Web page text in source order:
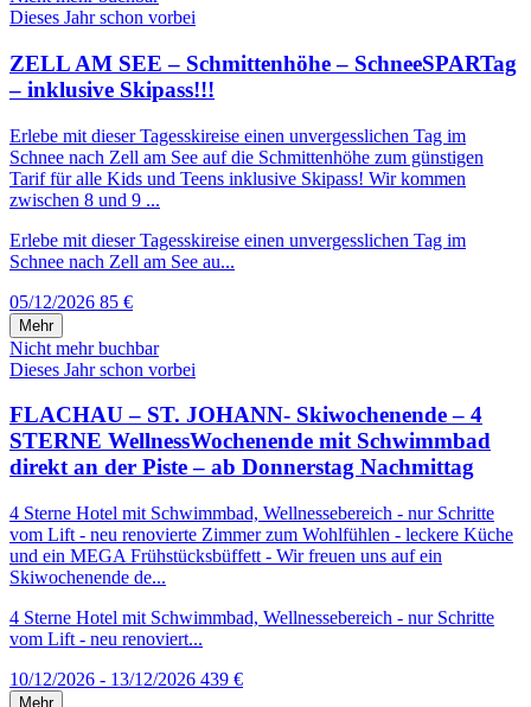
Dieses Jahr schon vorbei
ZELL AM SEE – Schmittenhöhe – SchneeSPARTag
– inklusive Skipass!!!
Erlebe mit dieser Tagesskireise einen unvergesslichen Tag im
Schnee nach Zell am See auf die Schmittenhöhe zum günstigen
Tarif für alle Kids und Teens inklusive Skipass! Wir kommen
zwischen 8 und 9 ...
Erlebe mit dieser Tagesskireise einen unvergesslichen Tag im
Schnee nach Zell am See au...
05/12/2026 85 €
Mehr
Nicht mehr buchbar
Dieses Jahr schon vorbei
FLACHAU – ST. JOHANN- Skiwochenende – 4
STERNE WellnessWochenende mit Schwimmbad
direkt an der Piste – ab Donnerstag Nachmittag
4 Sterne Hotel mit Schwimmbad, Wellnessebereich - nur Schritte
vom Lift - neu renovierte Zimmer zum Wohlfühlen - leckere Küche
und ein MEGA Frühstücksbüffett - Wir freuen uns auf ein
Skiwochenende de...
4 Sterne Hotel mit Schwimmbad, Wellnessebereich - nur Schritte
vom Lift - neu renoviert...
10/12/2026 - 13/12/2026 439 €
Mehr